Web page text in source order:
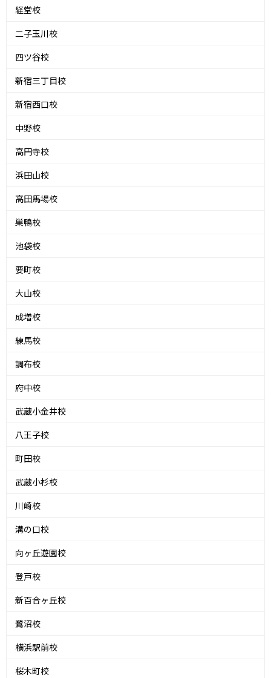
経堂校
二子玉川校
四ツ谷校
新宿三丁目校
新宿西口校
中野校
高円寺校
浜田山校
高田馬場校
巣鴨校
池袋校
要町校
大山校
成増校
練馬校
調布校
府中校
武蔵小金井校
八王子校
町田校
武蔵小杉校
川崎校
溝の口校
向ヶ丘遊園校
登戸校
新百合ヶ丘校
鷺沼校
横浜駅前校
桜木町校